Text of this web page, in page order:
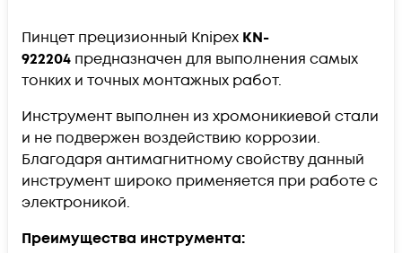
Пинцет прецизионный Knipex KN-
922204 предназначен для выполнения самых
тонких и точных монтажных работ.
Инструмент выполнен из хромоникиевой стали
и не подвержен воздействию коррозии.
Благодаря антимагнитному свойству данный
инструмент широко применяется при работе с
электроникой.
Преимущества инструмента: